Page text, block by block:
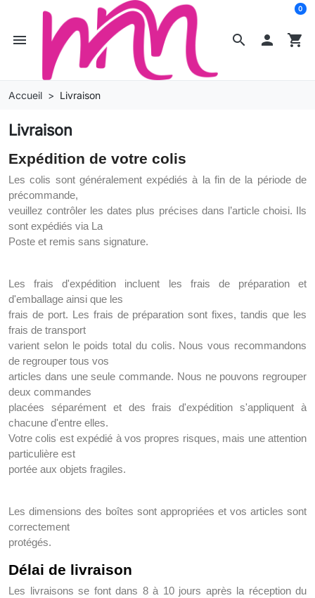
search
menu  shopping_cart
0
Accueil Livraison
Livraison
Expédition de votre colis
Les colis sont généralement expédiés à la fin de la période de
précommande,
veuillez contrôler les dates plus précises dans l’article choisi. Ils
sont expédiés via La
Poste et remis sans signature.
Les frais d'expédition incluent les frais de préparation et
d'emballage ainsi que les
frais de port. Les frais de préparation sont fixes, tandis que les
frais de transport
varient selon le poids total du colis. Nous vous recommandons
de regrouper tous vos
articles dans une seule commande. Nous ne pouvons regrouper
deux commandes
placées séparément et des frais d'expédition s'appliquent à
chacune d'entre elles.
Votre colis est expédié à vos propres risques, mais une attention
particulière est
portée aux objets fragiles.
Les dimensions des boîtes sont appropriées et vos articles sont
correctement
protégés.
Délai de livraison
Les livraisons se font dans 8 à 10 jours après la réception du